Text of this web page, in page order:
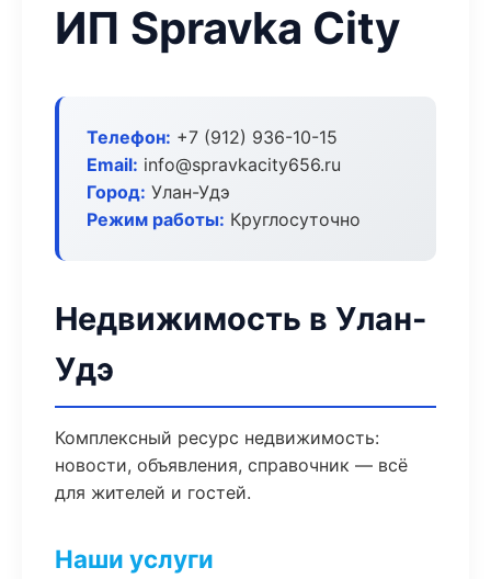
ИП Spravka City
Телефон: +7 (912) 936-10-15
Email: info@spravkacity656.ru
Город: Улан-Удэ
Режим работы: Круглосуточно
Недвижимость в Улан-
Удэ
Комплексный ресурс недвижимость:
новости, объявления, справочник — всё
для жителей и гостей.
Наши услуги